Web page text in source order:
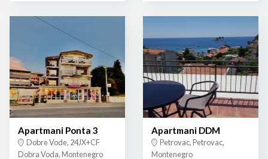
Apartmani Ponta 3
Dobre Vode, 24JX+CF
Dobra Voda, Montenegro
Apartmani DDM
Petrovac, Petrovac,
Montenegro